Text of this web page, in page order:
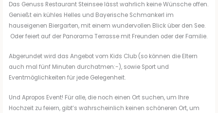
Das Genuss Restaurant Steinsee lässt wahrlich keine Wünsche offen.
Genießt ein kühles Helles und Bayerische Schmankerl im
hauseigenen Biergarten, mit einem wundervollen Blick über den See.
Oder feiert auf der Panorama Terrasse mit Freunden oder der Familie.
Abgerundet wird das Angebot vom Kids Club (so können die Eltern
auch mal fünf Minuten durchatmen:-), sowie Sport und
Eventmöglichkeiten für jede Gelegenheit.
Und Apropos Event! Für alle, die noch einen Ort suchen, um Ihre
Hochzeit zu feiern, gibt’s wahrscheinlich keinen schöneren Ort, um